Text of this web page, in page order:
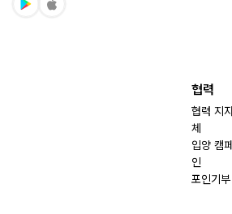
협력
협력 지
체
입양 캠페
인
포인기부